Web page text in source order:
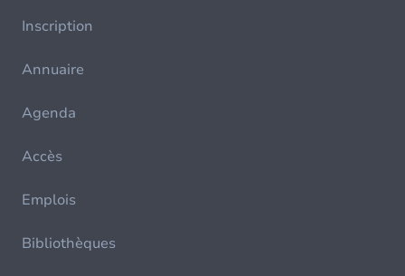
Inscription
Annuaire
Agenda
Accès
Emplois
Bibliothèques